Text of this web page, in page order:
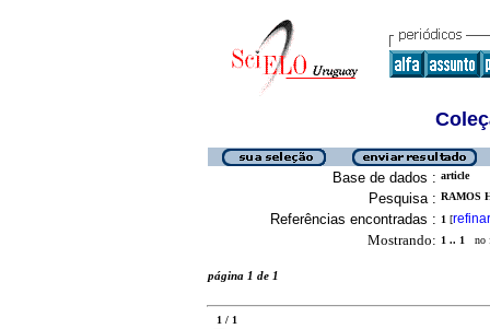
Base de dados : article
Pesquisa : RAMOS
Referências encontradas : 1 [refinar
Mostrando: 1 .. 1 no
página 1 de 1
1 / 1